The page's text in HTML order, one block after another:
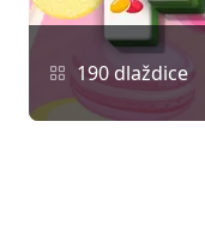
190 dlaždice